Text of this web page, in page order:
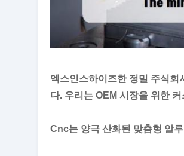
엑스인스하이즈한 정밀 주식회
다. 우리는 OEM 시장을 위한
Cnc는 양극 산화된 맞춤형 알